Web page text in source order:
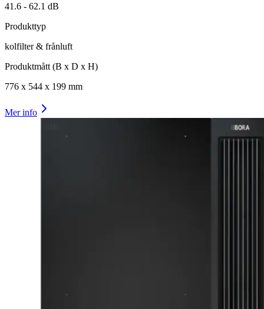
41.6 - 62.1 dB
Produkttyp
kolfilter & frånluft
Produktmått (B x D x H)
776 x 544 x 199 mm
Mer info